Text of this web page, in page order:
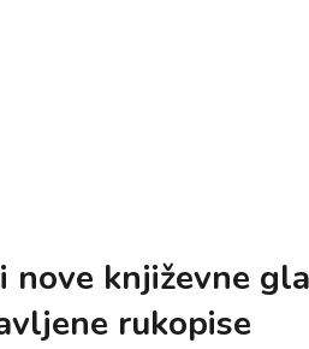
nove književne
rukopise